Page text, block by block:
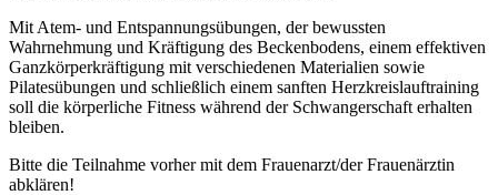
Mit Atem- und Entspannungsübungen, der bewussten
Wahrnehmung und Kräftigung des Beckenbodens, einem effektiven
Ganzkörperkräftigung mit verschiedenen Materialien sowie
Pilatesübungen und schließlich einem sanften Herzkreislauftraining
soll die körperliche Fitness während der Schwangerschaft erhalten
bleiben.
Bitte die Teilnahme vorher mit dem Frauenarzt/der Frauenärztin
abklären!